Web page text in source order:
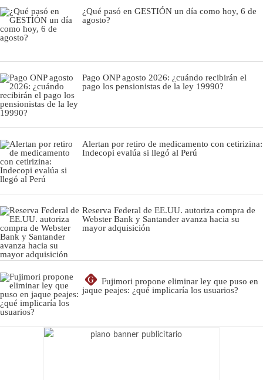
¿Qué pasó en GESTIÓN un día como hoy, 6 de
agosto?
Pago ONP agosto 2026: ¿cuándo recibirán el
pago los pensionistas de la ley 19990?
Alertan por retiro de medicamento con cetirizina:
Indecopi evalúa si llegó al Perú
Reserva Federal de EE.UU. autoriza compra de
Webster Bank y Santander avanza hacia su
mayor adquisición
G
Fujimori propone eliminar ley que puso en
jaque peajes: ¿qué implicaría los usuarios?